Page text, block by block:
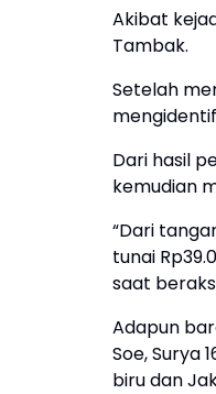
Akibat
Tambak.
Setelah
Dari hasil
kemudian
“Dari
tunai
saat
Adapun
Soe, Surya
biru dan